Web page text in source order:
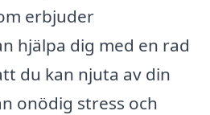
erbjuder
hjälpa dig med en rad
du kan njuta av din
onödig stress och